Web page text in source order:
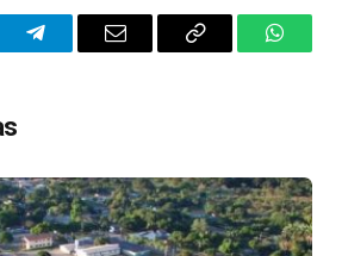
TelegramEmail
Copy